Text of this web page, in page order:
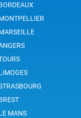
MANS